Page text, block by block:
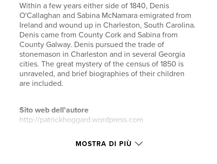
Within a few years either side of 1840, Denis
O'Callaghan and Sabina McNamara emigrated from
Ireland and wound up in Charleston, South Carolina.
Denis came from County Cork and Sabina from
County Galway. Denis pursued the trade of
stonemason in Charleston and in several Georgia
cities. The great mystery of the census of 1850 is
unraveled, and brief biographies of their children
are included.
Sito web dell'autore
http://patrickhoggard.wordpress.com
Funzionalità e dettagli
MOSTRA DI PIÙ